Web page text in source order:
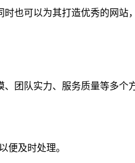
也可以为其打造优秀的网站
团队实力、服务质量等多个
便及时处理。